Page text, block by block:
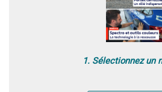
1. Sélectionnez un